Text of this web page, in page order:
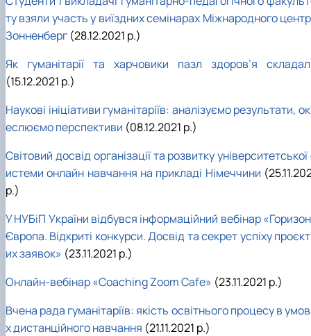
ту взяли участь у виїздних семінарах Міжнародного
Зонненберг (28.12.2021 р.)
Як гуманітарії та харчовики пазл здоров’я
(15.12.2021 р.)
Наукові ініціативи гуманітаріїв: аналізуємо результати,
еслюємо перспективи (08.12.2021 р.)
Світовий досвід організації та розвитку університетської
истеми онлайн навчання на прикладі Німеччини
р.)
У НУБіП України відбувся інформаційний вебінар
Європа. Відкриті конкурси. Досвід та секрет успіху
их заявок» (23.11.2021 р.)
Онлайн-вебінар «Coaching Zoom Cafe» (23.11.2021 р.)
Вчена рада гуманітаріїв: якість освітнього процесу в
х дистанційного навчання (21.11.2021 р.)